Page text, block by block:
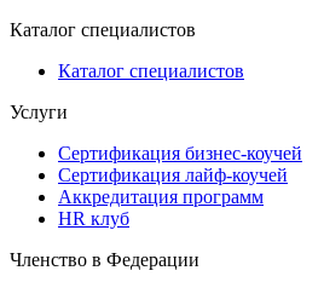
Каталог специалистов
Каталог специалистов
Услуги
Сертификация бизнес-коучей
Сертификация лайф-коучей
Аккредитация программ
HR клуб
Членство в Федерации